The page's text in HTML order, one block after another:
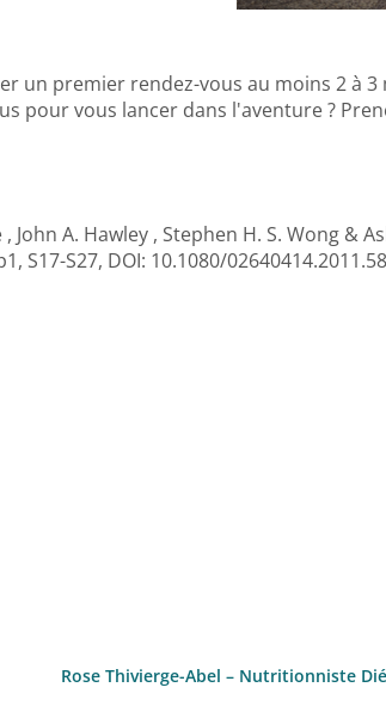
un premier rendez-vous au moins 2 à
pour vous lancer dans l'aventure ?
, John A. Hawley , Stephen H. S. Wong
S17-S27, DOI: 10.1080/
Rose Thivierge-Abel – Nutritionniste